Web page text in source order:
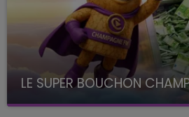
LE SUPER BOUCHON
avec La Famille Champagne